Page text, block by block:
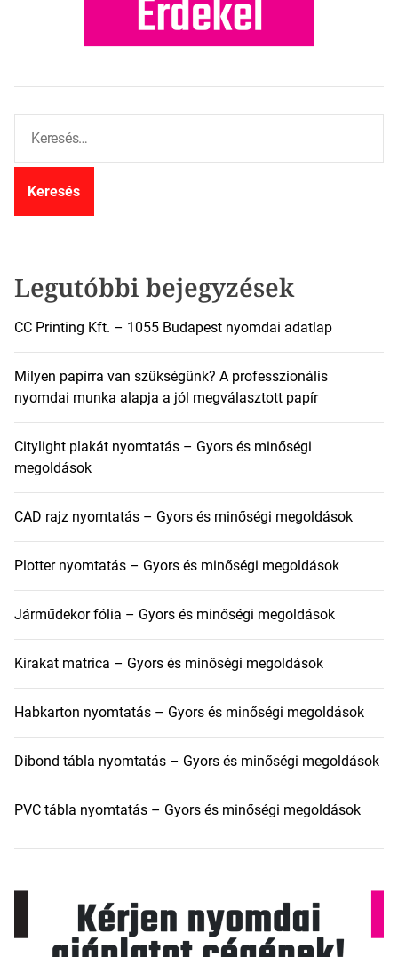
r
Legutóbbi bejegyzések
CC Printing Kft. – 1055 Budapest nyomdai adatlap
Milyen papírra van szükségünk? A professzionális
nyomdai munka alapja a jól megválasztott papír
Citylight plakát nyomtatás – Gyors és minőségi
megoldások
CAD rajz nyomtatás – Gyors és minőségi megoldások
Plotter nyomtatás – Gyors és minőségi megoldások
Járműdekor fólia – Gyors és minőségi megoldások
Kirakat matrica – Gyors és minőségi megoldások
Habkarton nyomtatás – Gyors és minőségi megoldások
Dibond tábla nyomtatás – Gyors és minőségi megoldások
PVC tábla nyomtatás – Gyors és minőségi megoldások